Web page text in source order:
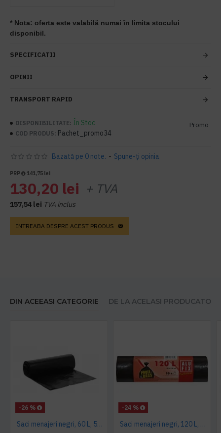
* Nota: oferta este valabilă numai în limita stocului
disponibil.
SPECIFICATII
OPINII
TRANSPORT RAPID
DISPONIBILITATE: În Stoc
COD PRODUS: Pachet_promo34
Promo
Bazată pe 0 note. - Spune-ţi opinia
PRP 141,75 lei
130,20 lei + TVA
157,54 lei TVA inclus
INTREABA DESPRE ACEST PRODUS
DIN ACEEASI CATEGORIE DE LA ACELASI PRODUCATOR
-26 %
Saci menajeri negri, 60 L, 50 buc/rola
-24 %
Saci menajeri negri, 120 L, Alufix, 10 buc/rola